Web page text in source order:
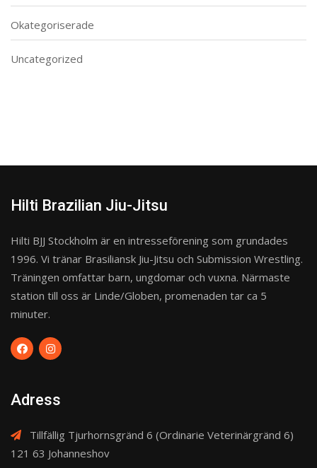
Okategoriserade
Uncategorized
Hilti Brazilian Jiu-Jitsu
Hilti BJJ Stockholm är en intresseförening som grundades
1996. Vi tränar Brasiliansk Jiu-Jitsu och Submission Wrestling.
Träningen omfattar barn, ungdomar och vuxna. Närmaste
station till oss är Linde/Globen, promenaden tar ca 5
minuter.
Adress
Tillfällig Tjurhornsgränd 6 (Ordinarie Veterinärgränd 6)
121 63 Johanneshov